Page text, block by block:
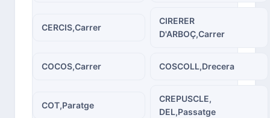
CERCIS,Carrer
CIRERER
D'ARBOÇ,Carrer
COCOS,Carrer COSCOLL,Drecera
COT,Paratge
CREPUSCLE,
DEL,Passatge